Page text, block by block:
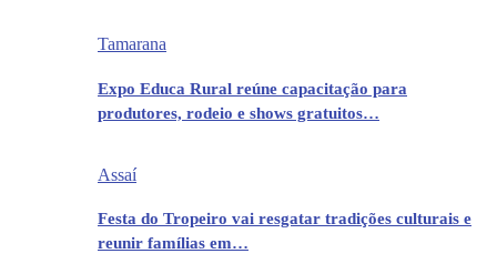
Tamarana
Expo Educa Rural reúne capacitação para
produtores, rodeio e shows gratuitos…
Assaí
Festa do Tropeiro vai resgatar tradições culturais e
reunir famílias em…